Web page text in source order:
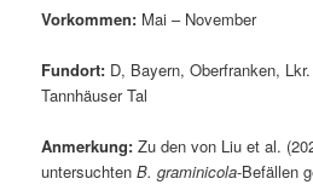
Vorkommen: Mai – November
Fundort: D, Bayern, Oberfranken,
Tannhäuser Tal
Anmerkung: Zu den von Liu et al.
untersuchtenB. graminicola-Befällen